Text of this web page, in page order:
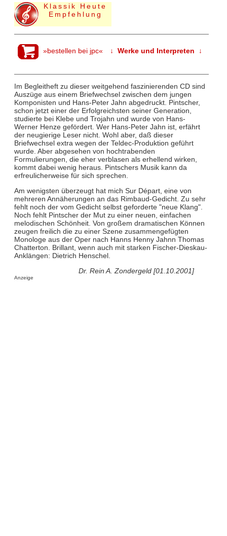
Klassik Heute
Empfehlung
»bestellen bei jpc« ↓ Werke und Interpreten ↓
Im Begleitheft zu dieser weitgehend faszinierenden CD sind
Auszüge aus einem Briefwechsel zwischen dem jungen
Komponisten und Hans-Peter Jahn abgedruckt. Pintscher,
schon jetzt einer der Erfolgreichsten seiner Generation,
studierte bei Klebe und Trojahn und wurde von Hans-
Werner Henze gefördert. Wer Hans-Peter Jahn ist, erfährt
der neugierige Leser nicht. Wohl aber, daß dieser
Briefwechsel extra wegen der Teldec-Produktion geführt
wurde. Aber abgesehen von hochtrabenden
Formulierungen, die eher verblasen als erhellend wirken,
kommt dabei wenig heraus. Pintschers Musik kann da
erfreulicherweise für sich sprechen.
Am wenigsten überzeugt hat mich Sur Départ, eine von
mehreren Annäherungen an das Rimbaud-Gedicht. Zu sehr
fehlt noch der vom Gedicht selbst geforderte "neue Klang".
Noch fehlt Pintscher der Mut zu einer neuen, einfachen
melodischen Schönheit. Von großem dramatischen Können
zeugen freilich die zu einer Szene zusammengefügten
Monologe aus der Oper nach Hanns Henny Jahnn Thomas
Chatterton. Brillant, wenn auch mit starken Fischer-Dieskau-
Anklängen: Dietrich Henschel.
Dr. Rein A. Zondergeld [01.10.2001]
Anzeige